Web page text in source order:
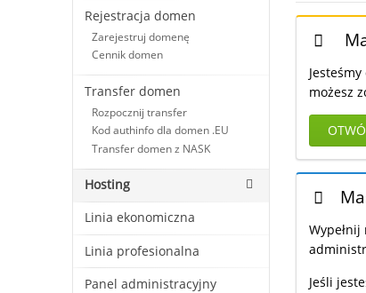
Rejestracja domen
Zarejestruj domenę
Cennik domen
Transfer domen
Rozpocznij transfer
Kod authinfo dla domen .EU
Transfer domen z NASK
Hosting
Linia ekonomiczna
Linia profesionalna
Panel administracyjny
możesz
Jeśli